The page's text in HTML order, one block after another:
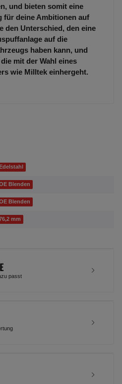
und bieten somit eine
für deine Ambitionen auf
den Unterschied, den eine
auf die
haben kann, und
mit der Wahl eines
wie Milltek einhergeht.
Edelstahl
Blenden
Blenden
mm
passt